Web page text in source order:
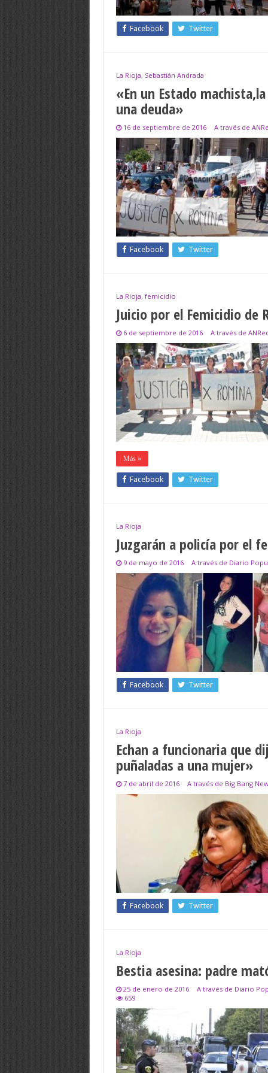
Facebook Twitter
La Rioja, Sebastián Andrada
«En un Estado
una deuda»
16 de septiembre de 2016 A través de
Facebook Twitter
La Rioja, femicidio
Juicio por el Femicidio de
6 de septiembre de 2016 A través de
Más »
Facebook Twitter
La Rioja
Juzgarán a policía por el
9 de mayo de 2016 A través de Diario
Facebook Twitter
La Rioja
Echan a funcionaria que
puñaladas a una mujer»
7 de abril de 2016 A través de Big Bang
Facebook Twitter
La Rioja
Bestia asesina: padre
25 de enero de 2016 A través de Diario
659